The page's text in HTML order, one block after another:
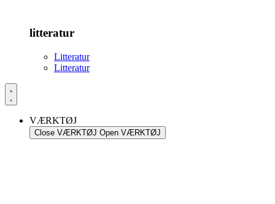
litteratur
Litteratur
Litteratur
VÆRKTØJ
Close VÆRKTØJ Open VÆRKTØJ